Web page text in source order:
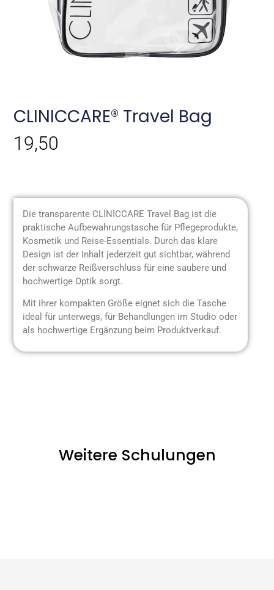
CLINICCARE® Travel Bag
19,50
Die transparente CLINICCARE Travel Bag ist die
praktische Aufbewahrungstasche für Pflegeprodukte,
Kosmetik und Reise-Essentials. Durch das klare
Design ist der Inhalt jederzeit gut sichtbar, während
der schwarze Reißverschluss für eine saubere und
hochwertige Optik sorgt.
Mit ihrer kompakten Größe eignet sich die Tasche
ideal für unterwegs, für Behandlungen im Studio oder
als hochwertige Ergänzung beim Produktverkauf.
Weitere Schulungen